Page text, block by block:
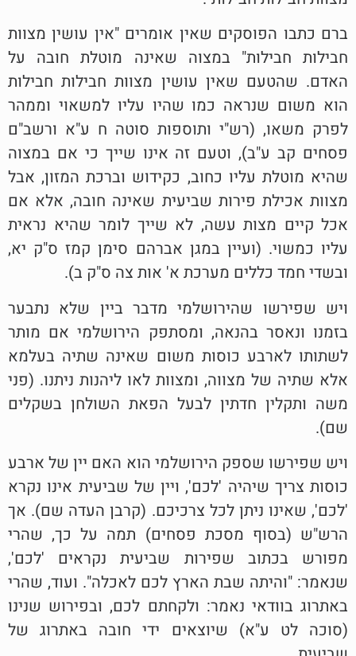
ברם כתבו הפוסקים שאין אומרים "אין עושין מצוות
חבילות חבילות" במצוה שאינה מוטלת חובה על
האדם. שהטעם שאין עושין מצוות חבילות חבילות
הוא משום שנראה כמו שהיו עליו למשאוי וממהר
לפרק משאו, (רש"י ותוספות סוטה ח ע"א ורשב"ם
פסחים קב ע"ב), וטעם זה אינו שייך כי אם במצוה
שהיא מוטלת עליו כחוב, כקידוש וברכת המזון, אבל
מצוות אכילת פירות שביעית שאינה חובה, אלא אם
אכל קיים מצות עשה, לא שייך לומר שהיא נראית
עליו כמשוי. (ועיין במגן אברהם סימן קמז ס"ק יא,
ובשדי חמד כללים מערכת א' אות צה ס"ק ב).
ויש שפירשו שהירושלמי מדבר ביין שלא נתבער
בזמנו ונאסר בהנאה, ומסתפק הירושלמי אם מותר
לשתותו לארבע כוסות משום שאינה שתיה בעלמא
אלא שתיה של מצווה, ומצוות לאו ליהנות ניתנו. (פני
משה ותקלין חדתין לבעל הפאת השולחן בשקלים
שם).
ויש שפירשו שספק הירושלמי הוא האם יין של ארבע
כוסות צריך שיהיה 'לכם', ויין של שביעית אינו נקרא
'לכם', שאינו ניתן לכל צרכיכם. (קרבן העדה שם). אך
הרש"ש (בסוף מסכת פסחים) תמה על כך, שהרי
מפורש בכתוב שפירות שביעית נקראים 'לכם',
שנאמר: "והיתה שבת הארץ לכם לאכלה". ועוד, שהרי
באתרוג בוודאי נאמר: ולקחתם לכם, ובפירוש שנינו
(סוכה לט ע"א) שיוצאים ידי חובה באתרוג של